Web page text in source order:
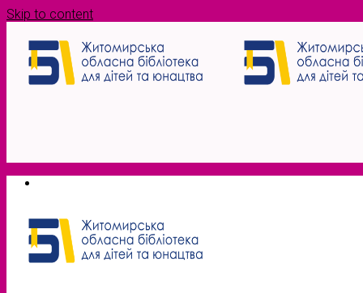
Skip to content